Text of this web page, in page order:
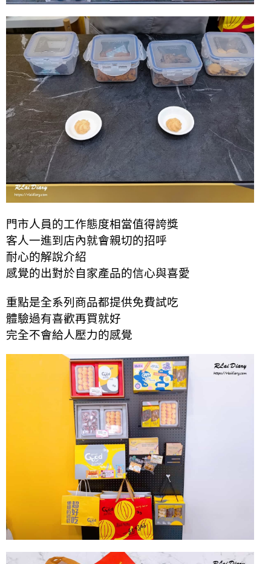
門市人員的工作態度相當值得誇獎
客人一進到店內就會親切的招呼
耐心的解說介紹
感覺的出對於自家產品的信心與喜愛
重點是全系列商品都提供免費試吃
體驗過有喜歡再買就好
完全不會給人壓力的感覺